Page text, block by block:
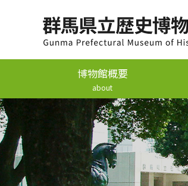
博物館概要
about